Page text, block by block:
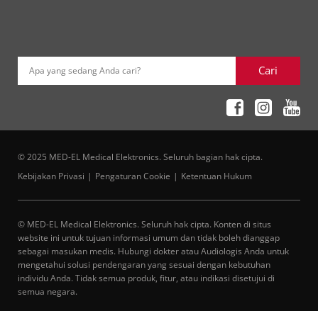
Apa yang sedang Anda cari? Cari
© 2025 MED-EL Medical Elektronics. Seluruh bagian hak cipta.
Kebijakan Privasi
Pengaturan Cookie Ketentuan Hukum
© MED-EL Medical Elektronics. Seluruh hak cipta. Konten di situs
website ini untuk tujuan informasi umum dan tidak boleh dianggap
sebagai masukan medis. Hubungi dokter atau Audiologis Anda untuk
mengetahui solusi pendengaran yang sesuai dengan kebutuhan
individu Anda. Tidak semua produk, fitur, atau indikasi disetujui di
semua negara.